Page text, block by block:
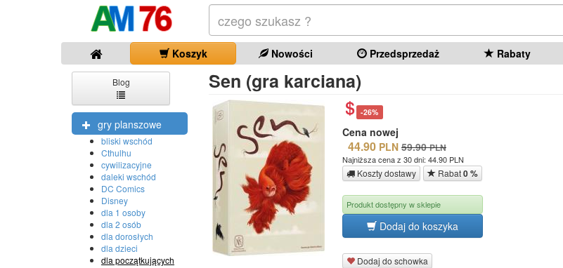
Koszyk Nowości Przedsprzedaż Rabaty
Blog
gry planszowe
bliski wschód
Cthulhu
cywilizacyjne
daleki wschód
DC Comics
Disney
dla 1 osoby
dla 2 osób
dla dorosłych
dla dzieci
dla początkujących
Sen (gra karciana)
-26%
Cena nowej
44.90 PLN 59.90 PLN
Najniższa cena z 30 dni: 44.90 PLN
Koszty dostawy Rabat0 %
Produkt dostępny w sklepie
Dodaj do koszyka
Dodaj do schowka